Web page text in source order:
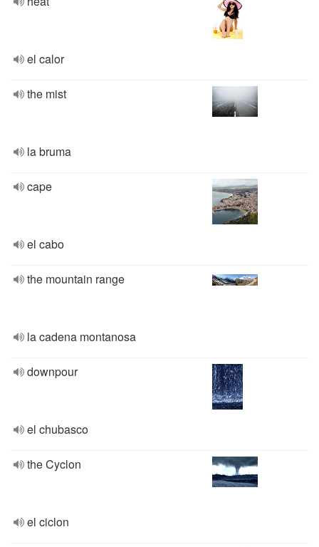
el calor
the mist
la bruma
cape
el cabo
the mountain range
la cadena montanosa
downpour
el chubasco
the Cyclon
el ciclon